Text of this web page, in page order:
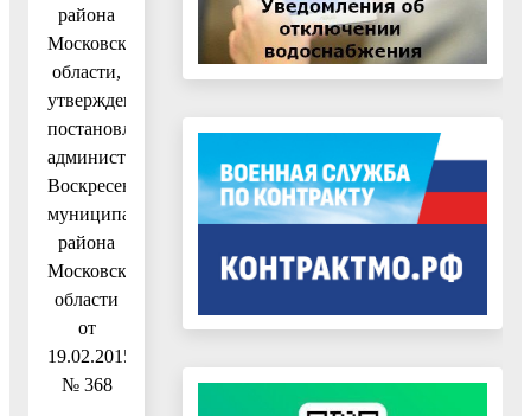
района
Московской
области,
утвержденный
постановлением
администрации
Воскресенского
муниципального
района
Московской
области
от
19.02.2015
№ 368